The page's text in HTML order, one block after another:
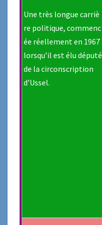
Une très longue carriè
re politique, commenc
ée réellement en 1967
lorsqu’il est élu député
de la circonscription
d’Ussel.